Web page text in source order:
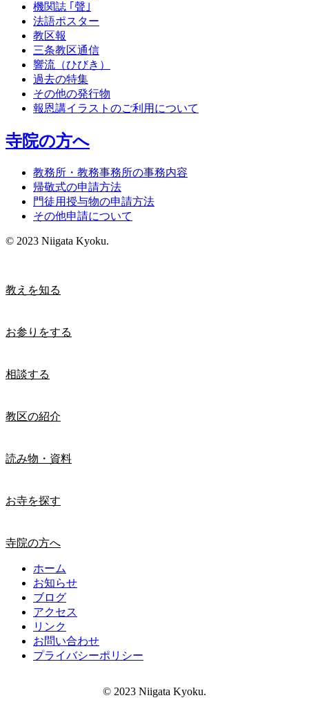
機関誌 ｢聲｣
法語ポスター
教区報
三条教区通信
響流（ひびき）
過去の特集
その他の発行物
報恩講イラストのご利用について
寺院の方へ
教務所・教務事務所の事務内容
帰敬式の申請方法
門徒用授与物の申請方法
その他申請について
© 2023 Niigata Kyoku.
教えを知る
お参りをする
相談する
教区の紹介
読み物・資料
お寺を探す
寺院の方へ
ホーム
お知らせ
ブログ
アクセス
リンク
お問い合わせ
プライバシーポリシー
© 2023 Niigata Kyoku.